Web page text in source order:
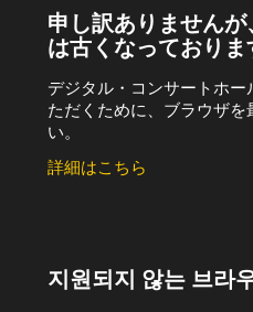
申し訳ありません
は古くなっておりま
デジタル・コンサートホ
ただくために、ブラウザを
い。
詳細はこちら
지원되지 않는 브라